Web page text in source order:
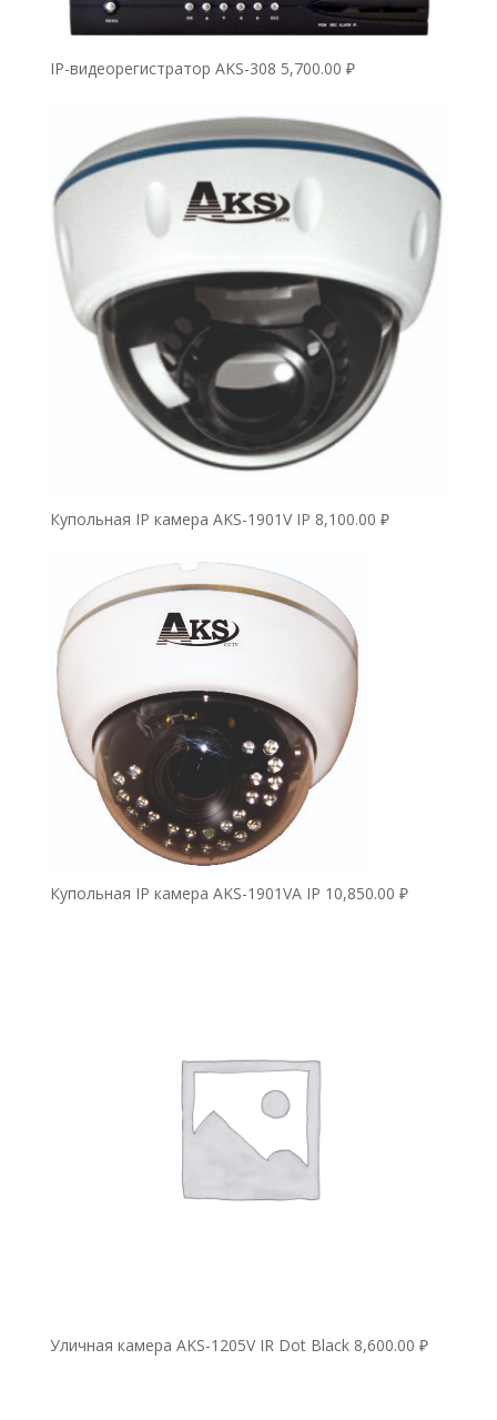
IP-видеорегистратор AKS-308 5,700.00 ₽
Купольная IP камера AKS-1901V IP 8,100.00 ₽
Купольная IP камера AKS-1901VA IP 10,850.00 ₽
Уличная камера AKS-1205V IR Dot Black 8,600.00 ₽